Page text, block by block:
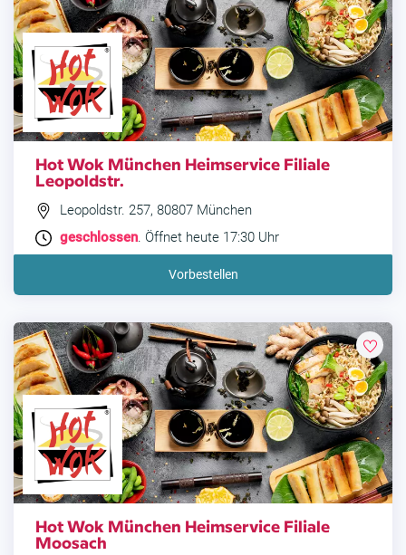
Hot Wok München Heimservice Filiale
Leopoldstr.
Leopoldstr. 257, 80807 München
geschlossen. Öffnet heute 17:30 Uhr
Vorbestellen
Hot Wok München Heimservice Filiale
Moosach